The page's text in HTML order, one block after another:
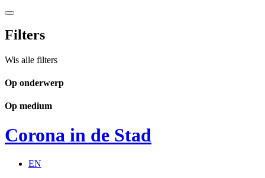
Filters
Wis alle filters
Op onderwerp
Op medium
Corona in de Stad
EN